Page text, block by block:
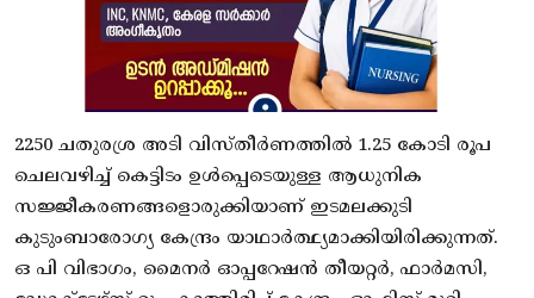
2250 ചതുരശ്ര അടി വിസ്തീര്‍ണത്തില്‍ 1.25 കോടി രൂപ
ചെലവഴിച്ച് കെട്ടിടം ഉള്‍പ്പെടെയുള്ള ആധുനിക
സജ്ജീകരണങ്ങളൊരുക്കിയാണ് ഇടമലക്കുടി
കുടുംബാരോഗ്യ കേന്ദ്രം യാഥാര്‍ത്ഥ്യമാക്കിയിരിക്കുന്നത്.
ഒ പി വിഭാഗം, മൈനര്‍ ഓപ്പറേഷന്‍ തീയറ്റര്‍, ഫാര്‍മസി,